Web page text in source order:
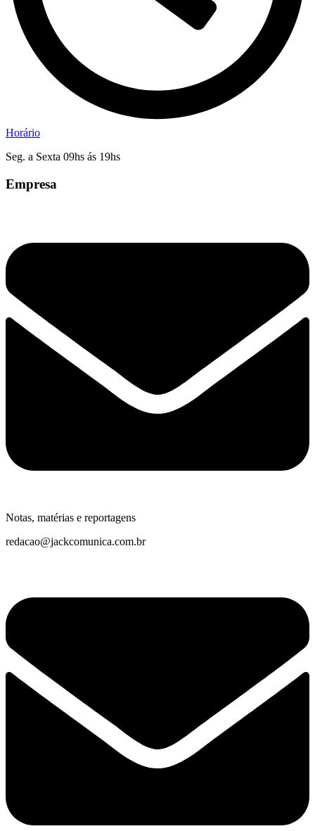
Horário
Seg. a Sexta 09hs ás 19hs
Empresa
Notas, matérias e reportagens
redacao@jackcomunica.com.br